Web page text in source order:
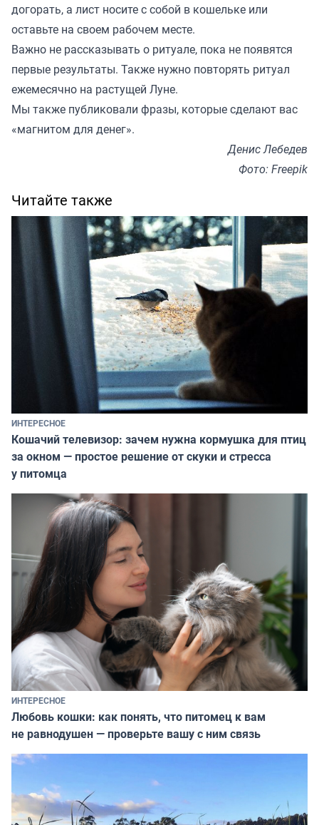
догорать, а лист носите с собой в кошельке или
оставьте на своем рабочем месте.
Важно не рассказывать о ритуале, пока не появятся
первые результаты. Также нужно повторять ритуал
ежемесячно на растущей Луне.
Мы также публиковали фразы, которые сделают вас
«магнитом для денег».
Денис Лебедев
Фото: Freepik
Читайте также
ИНТЕРЕСНОЕ
Кошачий телевизор: зачем нужна кормушка для птиц
за окном — простое решение от скуки и стресса
у питомца
ИНТЕРЕСНОЕ
Любовь кошки: как понять, что питомец к вам
не равнодушен — проверьте вашу с ним связь